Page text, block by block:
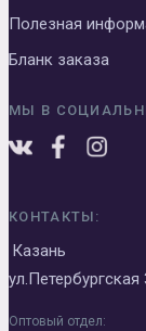
Полезная
Бланк заказа
МЫ В
КОНТАКТЫ:
Казань
Оптовый отдел: